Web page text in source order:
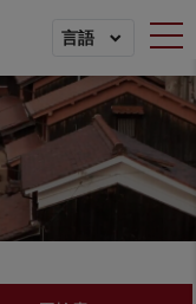
言語